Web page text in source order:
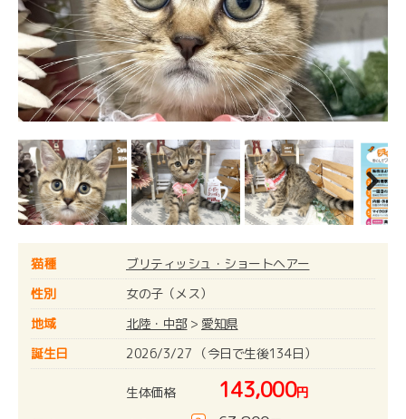
Next
Next
猫種
ブリティッシュ・ショートヘアー
性別
女の子（メス）
地域
北陸・中部> 愛知県
誕生日
2026/3/27 （今日で生後134日）
生体価格 143,000円